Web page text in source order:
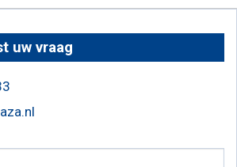
uw vraag